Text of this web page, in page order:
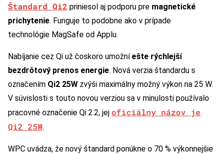
Štandard Qi2 priniesol aj podporu pre magnetické
prichytenie. Funguje to podobne ako v prípade
technológie MagSafe od Applu.
Nabíjanie cez Qi už čoskoro umožníešte rýchlejší
bezdrôtový prenos energie. Nová verzia štandardu s
označením Qi2 25W zvýši maximálny možný výkon na 25 W.
V súvislosti s touto novou verziou sa v minulosti používalo
pracovné označenie Qi 2.2, jej oficiálny názov je
Qi2 25W.
WPC uvádza, že nový štandard ponúkne o 70 % výkonnejšie